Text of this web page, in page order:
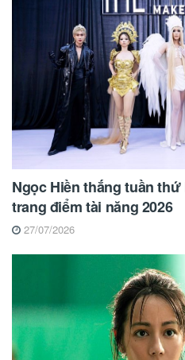
Ngọc Hiền thắng tuần
trang điểm tài năng 2026
27/07/2026